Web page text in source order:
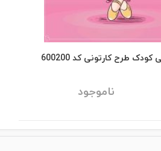
طرح کارتونی کد 600200
ناموجود